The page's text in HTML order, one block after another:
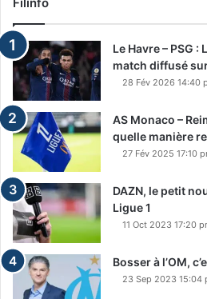
Le Havre – PSG :
match diffusé
28 Fév 2026 14:40
AS Monaco –
quelle manière
27 Fév 2025 17:10
DAZN, le petit
Ligue 1
11 Oct 2023 17:20
Bosser à l’OM,
23 Sep 2023 15:04